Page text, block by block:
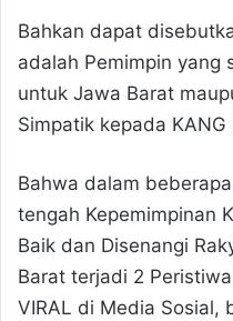
Bahkan dapat
adalah Pemimpin yang
untuk Jawa Barat
Simpatik kepada KANG
Bahwa dalam
tengah Kepemimpinan
Baik dan Disenangi
Barat terjadi 2
VIRAL di Media Sosial,